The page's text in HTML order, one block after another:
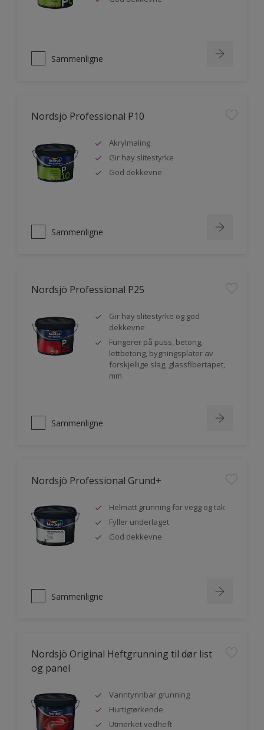
Sammenligne
Nordsjö Professional P10
Akrylmaling
Gir høy slitestyrke
God dekkevne
Sammenligne
Nordsjö Professional P25
Gir høy slitestyrke og god
dekkevne
Fungerer på puss, betong,
lettbetong, bygningsplater av
forskjellige slag, glassfibertapet,
mm
Sammenligne
Nordsjö Professional Grund+
Helmatt grunning for vegg og tak
Fyller underlaget
God dekkevne
Sammenligne
Nordsjö Original Heftgrunning til dør list
og panel
Vanntynnbar grunning
Hurtigtørkende
Utmerket vedheft